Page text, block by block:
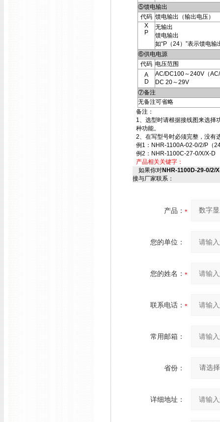
⑤馈电输出
代码 馈电输出（输出电压）
X
P
无输出
馈电输出
如“P（24）”表示馈电输
⑥供电电源
代码 电压范围
A
D
AC/DC100～240V（
DC 20～29V
⑦备注
无备注可省略
备注：
1、选型时请根据接线图来选择
种功能。
2、在写型号时必须完整，没有
例1：NHR-1100A-02-0/2/P（
例2：NHR-1100C-27-0/X/X-D
产品相关关键字：
如果你对NHR-1100D-29-0/2/
接与厂家联系：
产品：
您的单位：
您的姓名：
联系电话：
常用邮箱：
省份：
详细地址：